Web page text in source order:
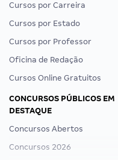
Cursos por Carreira
Cursos por Estado
Cursos por Professor
Oficina de Redação
Cursos Online Gratuitos
CONCURSOS PÚBLICOS EM
DESTAQUE
Concursos Abertos
Concursos 2026